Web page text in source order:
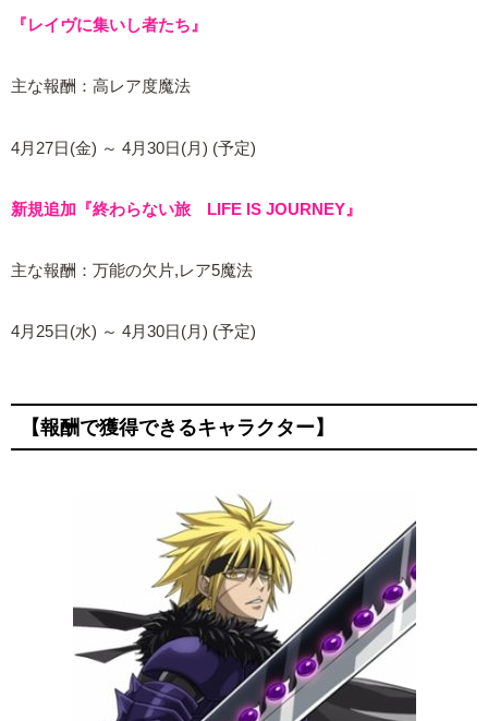
『レイヴに集いし者たち』
主な報酬：高レア度魔法
4月27日(金) ～ 4月30日(月) (予定)
新規追加『終わらない旅 LIFE IS JOURNEY』
主な報酬：万能の欠片,レア5魔法
4月25日(水) ～ 4月30日(月) (予定)
【報酬で獲得できるキャラクター】